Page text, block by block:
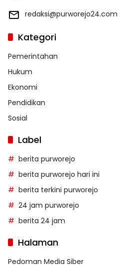
redaksi@purworejo24.com
Kategori
Pemerintahan
Hukum
Ekonomi
Pendidikan
Sosial
Label
berita purworejo
berita purworejo hari ini
berita terkini purworejo
24 jam purworejo
berita 24 jam
Halaman
Pedoman Media Siber